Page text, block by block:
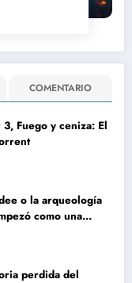
COMENTARIO
Fuego y ceniza: El
o la arqueología
como una
perdida del